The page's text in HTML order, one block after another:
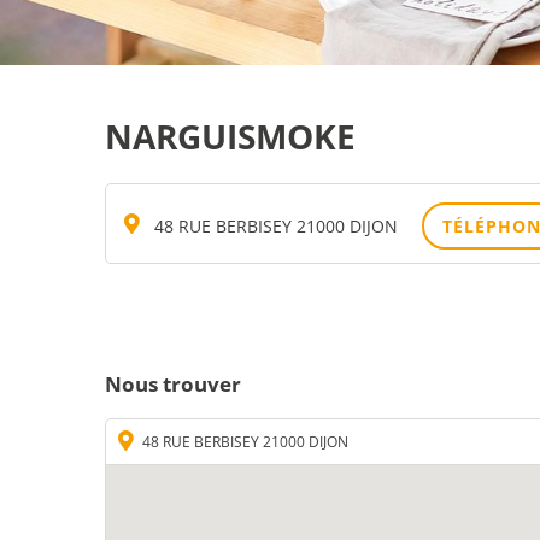
NARGUISMOKE
48 RUE BERBISEY 21000 DIJON
Nous trouver
48 RUE BERBISEY 21000 DIJON